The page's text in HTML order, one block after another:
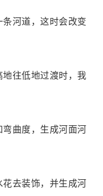
河道，这时会改变
地往低地过渡时，我
曲度，生成河面河
去装饰，并生成河